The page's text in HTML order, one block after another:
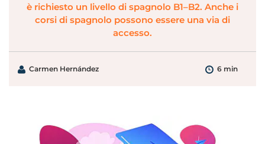
è richiesto un livello di spagnolo B1–B2. Anche i
corsi di spagnolo possono essere una via di
accesso.
Carmen Hernández 6 min